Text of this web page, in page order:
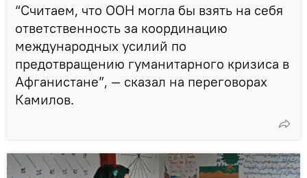
“Считаем, что ООН могла бы взять на себя
ответственность за координацию
международных усилий по
предотвращению гуманитарного кризиса в
Афганистане”, — сказал на переговорах
Камилов.